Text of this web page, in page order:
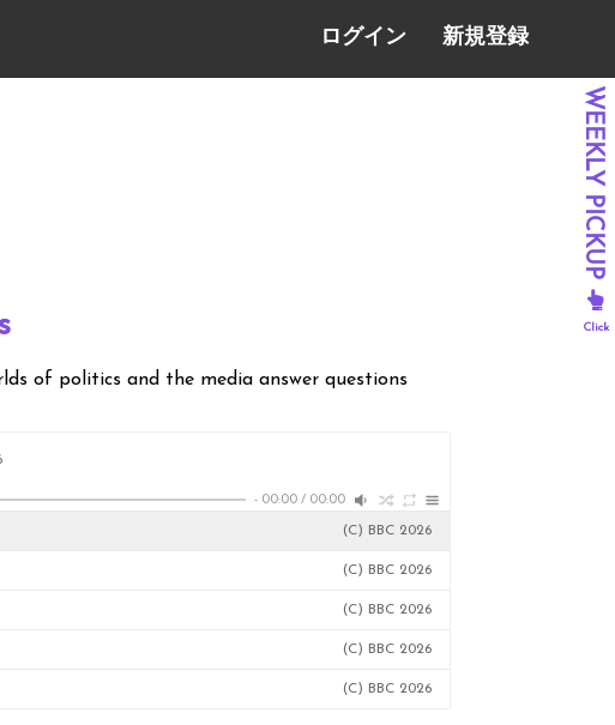
ログイン 新規登録
of politics and the media answer questions
- 00:00 / 00:00
(C) BBC 2026
(C) BBC 2026
(C) BBC 2026
(C) BBC 2026
(C) BBC 2026